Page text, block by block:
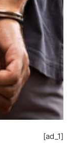
[ad_1]